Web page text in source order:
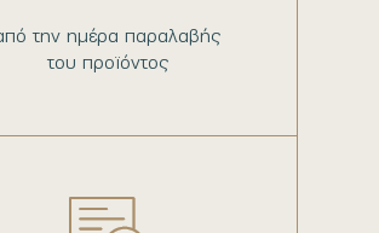
την ημέρα παραλαβής
του προϊόντος